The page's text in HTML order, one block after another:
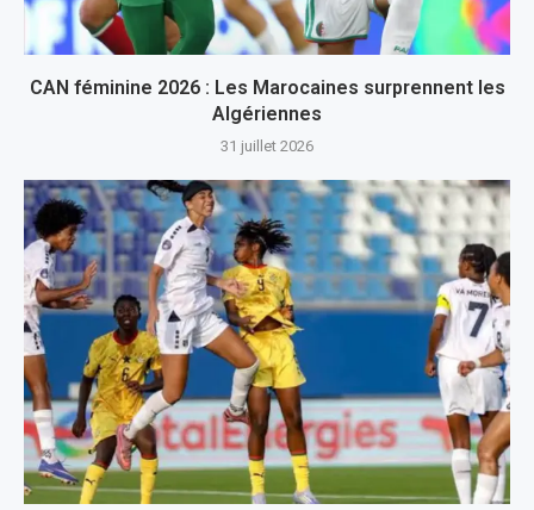
CAN féminine 2026 : Les Marocaines surprennent les
Algériennes
31 juillet 2026